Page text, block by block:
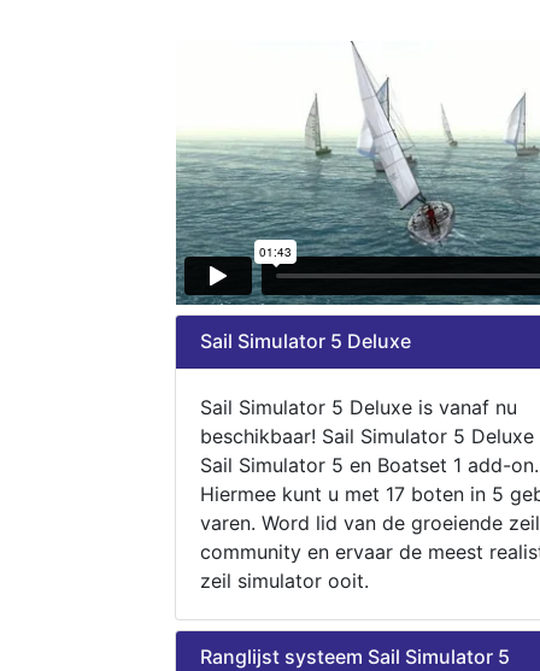
Sail Simulator 5 Deluxe
Sail Simulator 5 Deluxe is vanaf nu
beschikbaar! Sail Simulator 5
Sail Simulator 5 en Boatset 1 add-on.
Hiermee kunt u met 17 boten in 5
varen. Word lid van de groeiende zeil
community en ervaar de meest
zeil simulator ooit.
Ranglijst systeem Sail Simulator 5